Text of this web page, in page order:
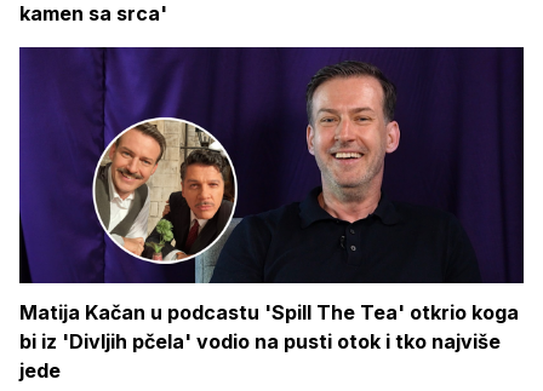
kamen sa srca'
Matija Kačan u podcastu 'Spill The Tea' otkrio koga
bi iz 'Divljih pčela' vodio na pusti otok i tko najviše
jede